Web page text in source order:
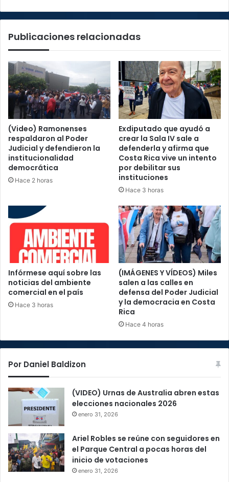
Publicaciones relacionadas
(Video) Ramonenses
respaldaron al Poder
Judicial y defendieron la
institucionalidad
democrática
Hace 2 horas
Exdiputado que ayudó a
crear la Sala IV sale a
defenderla y afirma que
Costa Rica vive un intento
por debilitar sus
instituciones
Hace 3 horas
Infórmese aquí sobre las
noticias del ambiente
comercial en el país
Hace 3 horas
(IMÁGENES Y VÍDEOS) Miles
salen a las calles en
defensa del Poder Judicial
y la democracia en Costa
Rica
Hace 4 horas
Por Daniel Baldizon
(VIDEO) Urnas de Australia abren estas
elecciones nacionales 2026
enero 31, 2026
Ariel Robles se reúne con seguidores en
el Parque Central a pocas horas del
inicio de votaciones
enero 31, 2026